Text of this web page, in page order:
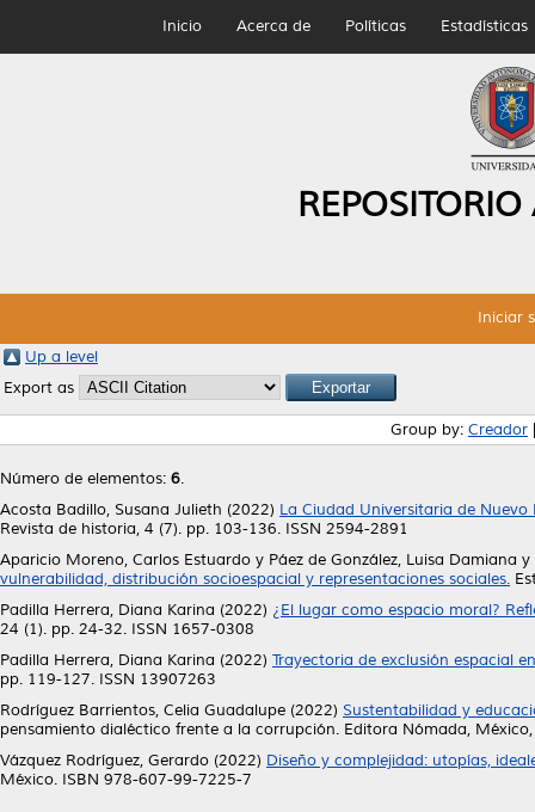
Inicio Acerca de Políticas Estadísticas
Iniciar
Up a level
Export as
Group by: Creador
Número de elementos: 6.
Acosta Badillo, Susana Julieth (2022) La Ciudad Universitaria de
Revista de historia, 4 (7). pp. 103-136. ISSN 2594-2891
Aparicio Moreno, Carlos Estuardo y Páez de González, Luisa Damiana y
vulnerabilidad, distribución socioespacial y representaciones sociales.
Padilla Herrera, Diana Karina (2022) ¿El lugar como espacio moral?
24 (1). pp. 24-32. ISSN 1657-0308
Padilla Herrera, Diana Karina (2022) Trayectoria de exclusión espacial
pp. 119-127. ISSN 13907263
Rodríguez Barrientos, Celia Guadalupe (2022) Sustentabilidad y
pensamiento dialéctico frente a la corrupción. Editora Nómada,
Vázquez Rodríguez, Gerardo (2022) Diseño y complejidad: utopías,
México. ISBN 978-607-99-7225-7